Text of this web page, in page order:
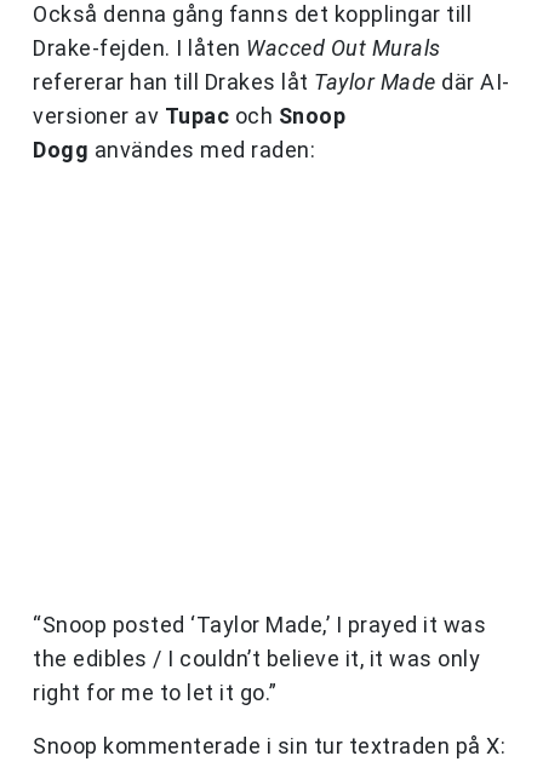
Också denna gång fanns det kopplingar till
Drake-fejden. I låten Wacced Out Murals
refererar han till Drakes låt Taylor Made där AI-
versioner av Tupac och Snoop
Dogg användes med raden:
“Snoop posted ‘Taylor Made,’ I prayed it was
the edibles / I couldn’t believe it, it was only
right for me to let it go.”
Snoop kommenterade i sin tur textraden på X: